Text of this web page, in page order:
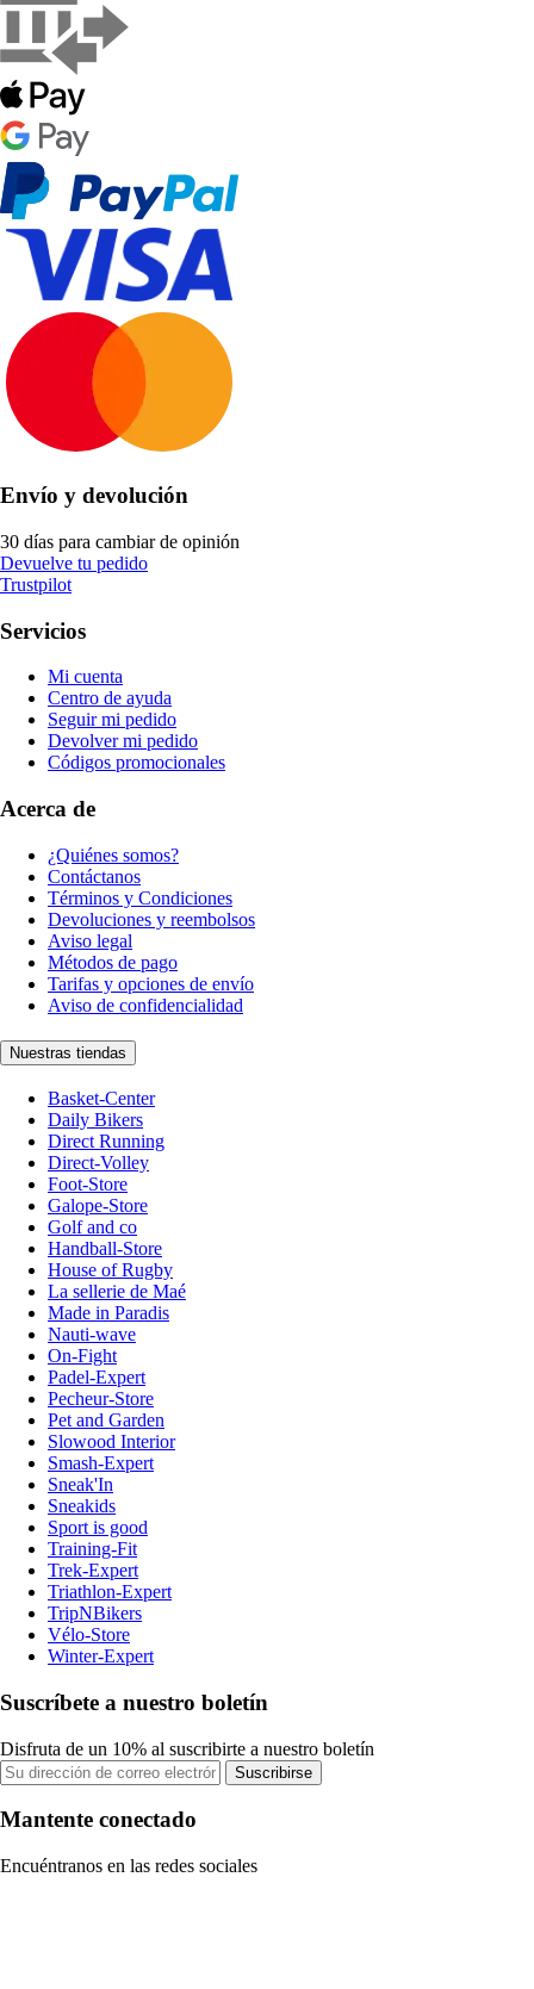
Envío y devolución
30 días para cambiar de opinión
Devuelve tu pedido
Trustpilot
Servicios
Mi cuenta
Centro de ayuda
Seguir mi pedido
Devolver mi pedido
Códigos promocionales
Acerca de
¿Quiénes somos?
Contáctanos
Términos y Condiciones
Devoluciones y reembolsos
Aviso legal
Métodos de pago
Tarifas y opciones de envío
Aviso de confidencialidad
Nuestras tiendas
Basket-Center
Daily Bikers
Direct Running
Direct-Volley
Foot-Store
Galope-Store
Golf and co
Handball-Store
House of Rugby
La sellerie de Maé
Made in Paradis
Nauti-wave
On-Fight
Padel-Expert
Pecheur-Store
Pet and Garden
Slowood Interior
Smash-Expert
Sneak'In
Sneakids
Sport is good
Training-Fit
Trek-Expert
Triathlon-Expert
TripNBikers
Vélo-Store
Winter-Expert
Suscríbete a nuestro boletín
Disfruta de un 10% al suscribirte a nuestro boletín
Suscribirse
Mantente conectado
Encuéntranos en las redes sociales